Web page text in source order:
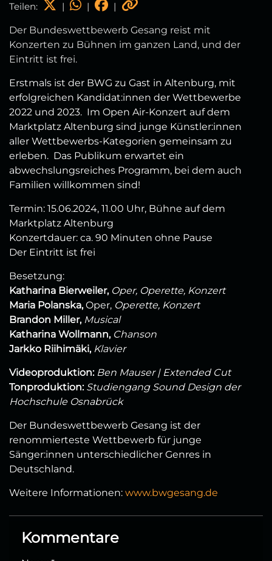
Teilen: | | |
Der Bundeswettbewerb Gesang reist mit
Konzerten zu Bühnen im ganzen Land, und der
Eintritt ist frei.
Erstmals ist der BWG zu Gast in Altenburg, mit
erfolgreichen Kandidat:innen der Wettbewerbe
2022 und 2023. Im Open Air-Konzert auf dem
Marktplatz Altenburg sind junge Künstler:innen
aller Wettbewerbs-Kategorien gemeinsam zu
erleben. Das Publikum erwartet ein
abwechslungsreiches Programm, bei dem auch
Familien willkommen sind!
Termin: 15.06.2024, 11.00 Uhr, Bühne auf dem
Marktplatz Altenburg
Konzertdauer: ca. 90 Minuten ohne Pause
Der Eintritt ist frei
Besetzung:
Katharina Bierweiler, Oper, Operette, Konzert
Maria Polanska,Oper, Operette, Konzert
Brandon Miller, Musical
Katharina Wollmann, Chanson
Jarkko Riihimäki, Klavier
Videoproduktion: Ben Mauser | Extended Cut
Tonproduktion: Studiengang Sound Design der
Hochschule Osnabrück
Der Bundeswettbewerb Gesang ist der
renommierteste Wettbewerb für junge
Sänger:innen unterschiedlicher Genres in
Deutschland.
Weitere Informationen: www.bwgesang.de
Kommentare